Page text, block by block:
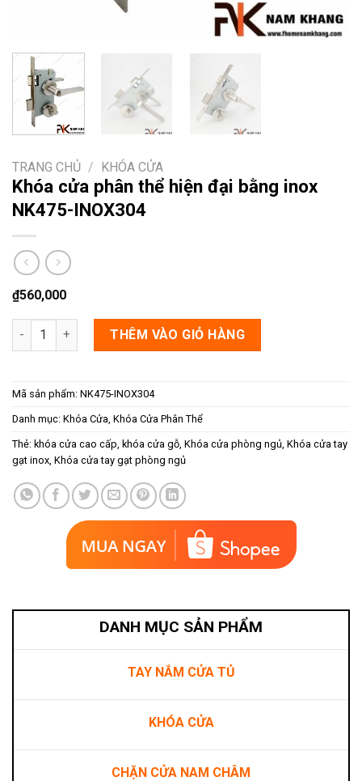
TRANG CHỦ / KHÓA CỬA
Khóa cửa phân thể hiện đại bằng inox
NK475-INOX304
₫560,000
Khóa cửa phân thể hiện đại bằng inox NK475-INOX304 số lượng
THÊM VÀO GIỎ HÀNG
Mã sản phẩm: NK475-INOX304
Danh mục: Khóa Cửa Khóa Cửa Phân Thể
Thẻ: khóa cửa cao cấp khóa cửa gỗ Khóa cửa phòng ngủ Khóa cửa tay
gạt inox Khóa cửa tay gạt phòng ngủ
DANH MỤC SẢN PHẨM
TAY NẮM CỬA TỦ
KHÓA CỬA
CHẶN CỬA NAM CHÂM